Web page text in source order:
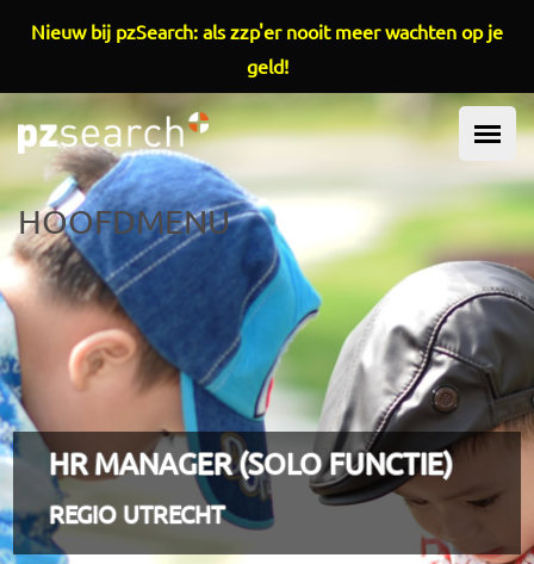
Overslaan en naar de inhoud gaan
HOOFDMENU
HR MANAGER (SOLO FUNCTIE)
REGIO UTRECHT
Nieuw bij pzSearch: als zzp'er nooit meer wachten op je
geld!